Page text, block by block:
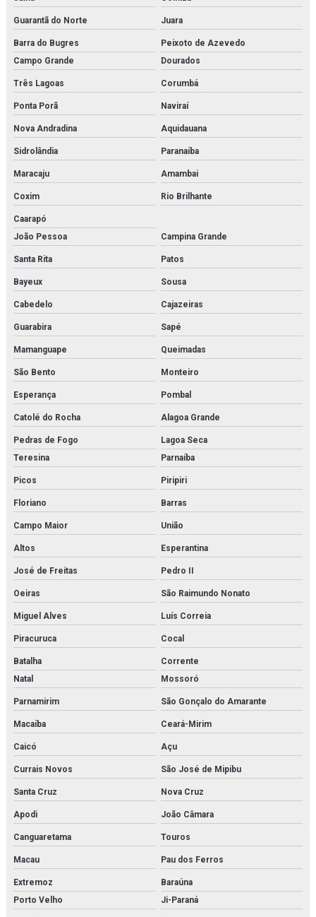
Guarantã do Norte Juara
Barra do Bugres
Peixoto de Azevedo
Campo Grande
Dourados
Três Lagoas Corumbá
Ponta Porã Naviraí
Nova Andradina Aquidauana
Sidrolândia Paranaíba
Maracaju Amambai
Coxim Rio Brilhante
Caarapó
João Pessoa
Campina Grande
Santa Rita Patos
Bayeux Sousa
Cabedelo Cajazeiras
Guarabira Sapé
Mamanguape Queimadas
São Bento Monteiro
Esperança Pombal
Catolé do Rocha Alagoa Grande
Pedras de Fogo
Lagoa Seca
Teresina
Parnaíba
Picos Piripiri
Floriano Barras
Campo Maior União
Altos Esperantina
José de Freitas Pedro II
Oeiras São Raimundo Nonato
Miguel Alves Luís Correia
Piracuruca Cocal
Batalha
Corrente
Natal
Mossoró
Parnamirim São Gonçalo do Amarante
Macaíba Ceará-Mirim
Caicó Açu
Currais Novos São José de Mipibu
Santa Cruz Nova Cruz
Apodi João Câmara
Canguaretama Touros
Macau Pau dos Ferros
Extremoz
Baraúna
Porto Velho
Ji-Paraná